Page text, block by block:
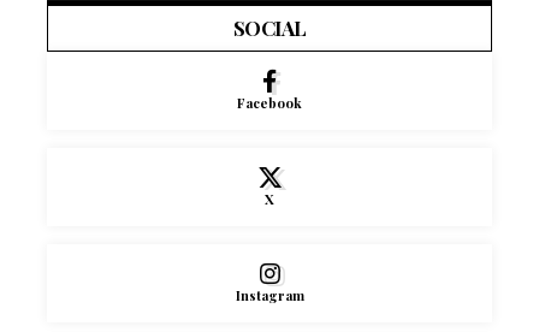
SOCIAL
Facebook
X
Instagram